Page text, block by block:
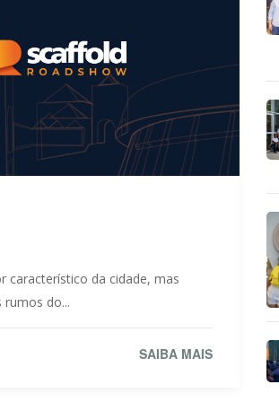
característico da cidade, mas
do...
SAIBA MAIS